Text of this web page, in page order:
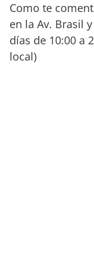
Como te
en la Av. Brasil
días de 10:00 a
local)